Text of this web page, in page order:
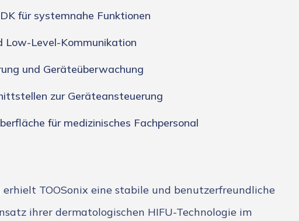
für systemnahe Funktionen
Level-Kommunikation
und Geräteüberwachung
zur Geräteansteuerung
für medizinisches Fachpersonal
TOOSonix eine stabile und benutzerfreundliche
ihrer dermatologischen HIFU-Technologie im